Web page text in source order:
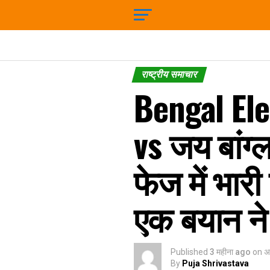
राष्ट्रीय समाचार
Bengal
vs जय
फेज में
एक बयान
Published 3 महीना ago on
By Puja Shrivastava